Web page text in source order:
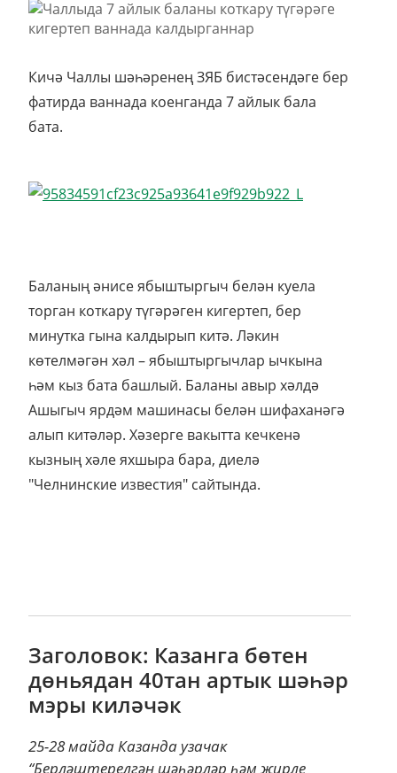
Кичә Чаллы шәһәренең ЗЯБ бистәсендәге бер
фатирда ваннада коенганда 7 айлык бала
бата.
Баланың әнисе ябыштыргыч белән куела
торган коткару түгәрәген кигертеп, бер
минутка гына калдырып китә. Ләкин
көтелмәгән хәл – ябыштыргычлар ычкына
һәм кыз бата башлый. Баланы авыр хәлдә
Ашыгыч ярдәм машинасы белән шифаханәгә
алып китәләр. Хәзерге вакытта кечкенә
кызның хәле яхшыра бара, диелә
"Челнинские известия" сайтында.
Заголовок: Казанга бөтен
дөньядан 40тан артык шәһәр
мэры киләчәк
25-28 майда Казанда узачак
“Берләштерелгән шәһәрләр һәм җирле